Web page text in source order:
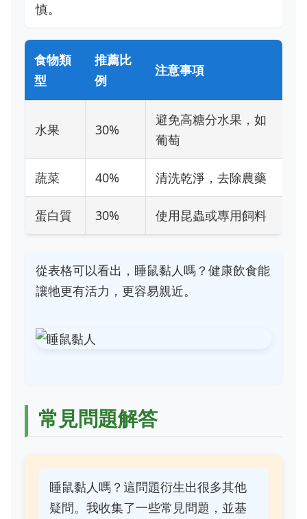
慎。
食物類
型
推薦比
例
注意事項
水果 30%
避免高糖分水果，如
葡萄
蔬菜 40% 清洗乾淨，去除農藥
蛋白質 30% 使用昆蟲或專用飼料
從表格可以看出，睡鼠黏人嗎？健康飲食能
讓牠更有活力，更容易親近。
常見問題解答
睡鼠黏人嗎？這問題衍生出很多其他
疑問。我收集了一些常見問題，並基